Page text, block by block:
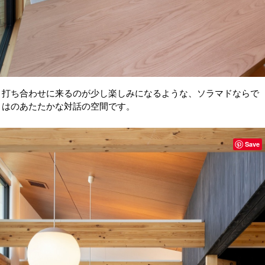
打ち合わせに来るのが少し楽しみになるような、ソラマドならで
はのあたたかな対話の空間です。
Save